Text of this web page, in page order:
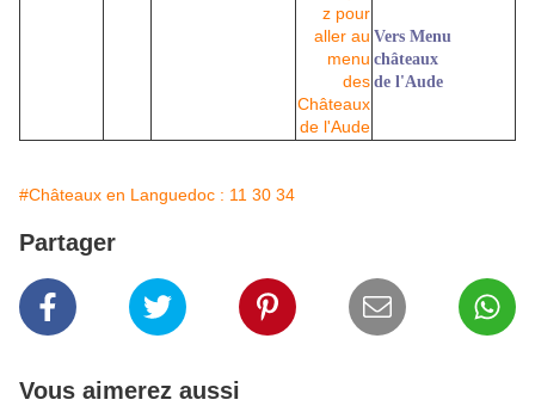
Vers Menu
châteaux
de l'Aude
#Châteaux en Languedoc : 11 30 34
Partager
Vous aimerez aussi